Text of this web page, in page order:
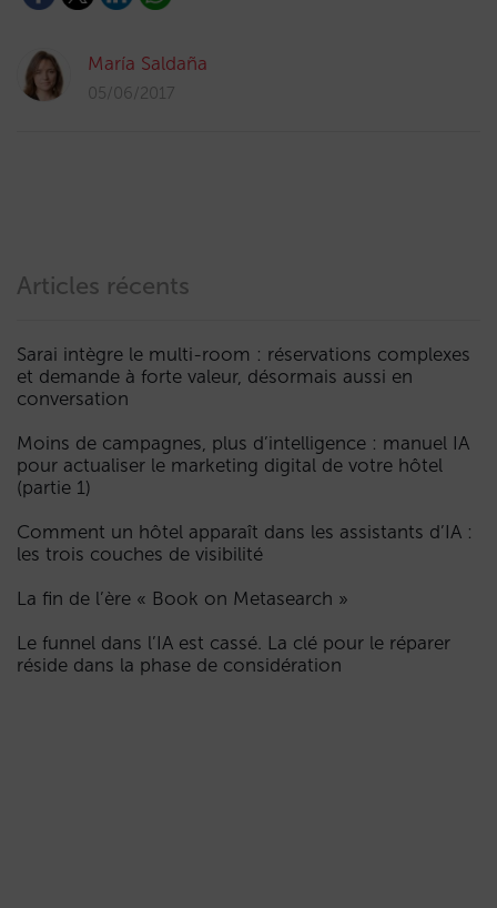
María Saldaña
05/06/2017
Articles récents
Sarai intègre le multi-room : réservations complexes
et demande à forte valeur, désormais aussi en
conversation
Moins de campagnes, plus d’intelligence : manuel IA
pour actualiser le marketing digital de votre hôtel
(partie 1)
Comment un hôtel apparaît dans les assistants d’IA :
les trois couches de visibilité
La fin de l’ère « Book on Metasearch »
Le funnel dans l’IA est cassé. La clé pour le réparer
réside dans la phase de considération